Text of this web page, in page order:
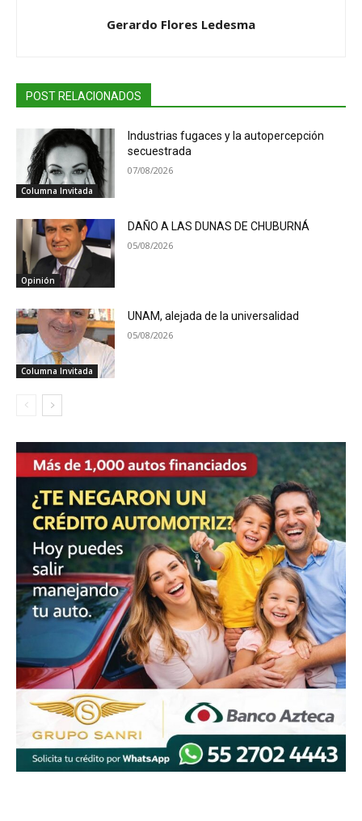
Gerardo Flores Ledesma
POST RELACIONADOS
Columna Invitada
Industrias fugaces y la autopercepción
secuestrada
07/08/2026
Opinión
DAÑO A LAS DUNAS DE CHUBURNÁ
05/08/2026
Columna Invitada
UNAM, alejada de la universalidad
05/08/2026